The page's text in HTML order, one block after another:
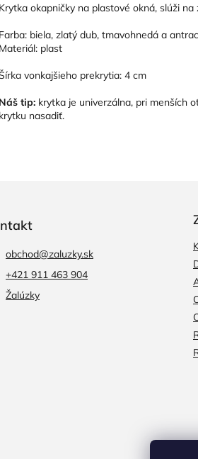
Krytka okapničky na plastové okná, slúži
Farba: biela, zlatý dub, tmavohnedá a
Materiál: plast
vonkajšieho prekrytia: 4 cm
Náš tip: krytka je univerzálna, pri menších
krytku nasadiť.
obchod@zaluzky.sk
+421 911 463 904
Žalúzky